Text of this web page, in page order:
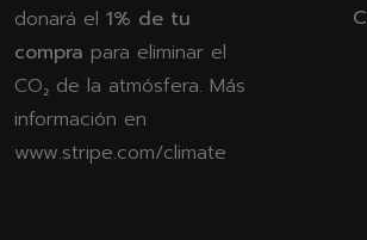
donará el 1% de tu
compra para eliminar el
CO₂ de la atmósfera. Más
información en
www.stripe.com/climate